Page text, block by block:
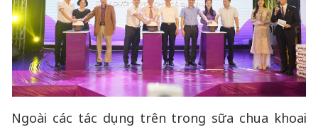
Ngoài các tác dụng trên trong sữa chua khoai